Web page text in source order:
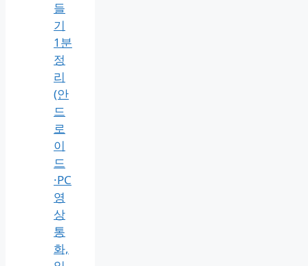
들
기
1분
정
리
(안
드
로
이
드
·PC
영
상
통
화,